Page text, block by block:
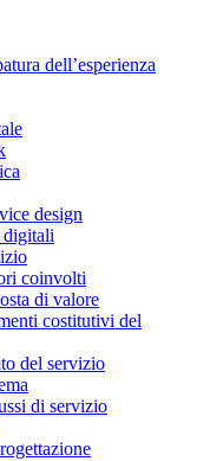
dell’esperienza
design
digitali
coinvolti
di valore
costitutivi del
del servizio
di servizio